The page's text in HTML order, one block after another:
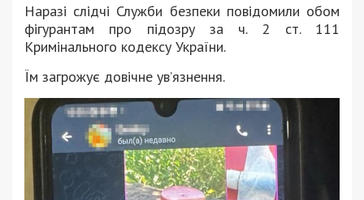
Наразі слідчі Служби безпеки повідомили обом
фігурантам про підозру за ч. 2 ст. 111
Кримінального кодексу України.
Їм загрожує довічне ув’язнення.